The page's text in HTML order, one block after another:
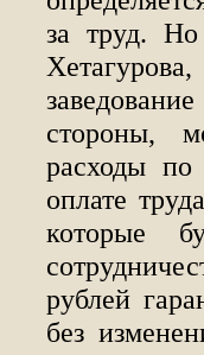
за труд.
стороны,
расходы
оплате
которые
рублей
без